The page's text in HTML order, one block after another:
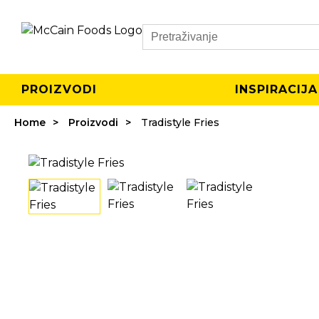
Search
PROIZVODI INSPIRACIJA
Home Proizvodi Tradistyle Fries